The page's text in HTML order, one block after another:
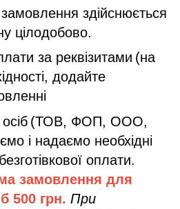
здійснюється
цілодобово.
за реквізитами (на
додайте
(ТОВ, ФОП, ООО,
і надаємо необхідні
оплати.
замовлення для
500 грн. При